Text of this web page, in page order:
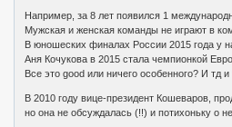
Например, за 8 лет появился 1
Мужская и женская команды не играют в
В юношеских финалах России 2015 года у
Аня Кочукова в 2015 стала чемпионкой
Все это good или ничего особенного? И тд и
В 2010 году вице-президент Кошеваров,
но она не обсуждалась (!!) и потихоньку о